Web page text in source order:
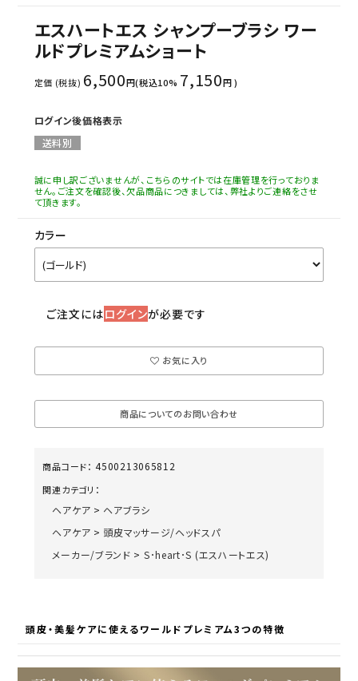
エスハートエス シャンプーブラシ ワー
ルドプレミアムショート
定価 (税抜) 6,500円(税込10% 7,150円 )
ログイン後価格表示
送料別
誠に申し訳ございませんが、こちらのサイトでは在庫管理を行っておりま
せん。ご注文を確認後、欠品商品につきましては、弊社よりご連絡をさせ
て頂きます。
カラー
ご注文にはログインが必要です
お気に入り
商品についてのお問い合わせ
商品コード： 4500213065812
関連カテゴリ：
ヘアケア > ヘアブラシ
ヘアケア > 頭皮マッサージ/ヘッドスパ
メーカー/ブランド > S･heart･S (エスハートエス)
頭皮・美髪ケアに使えるワールドプレミアム3つの特徴